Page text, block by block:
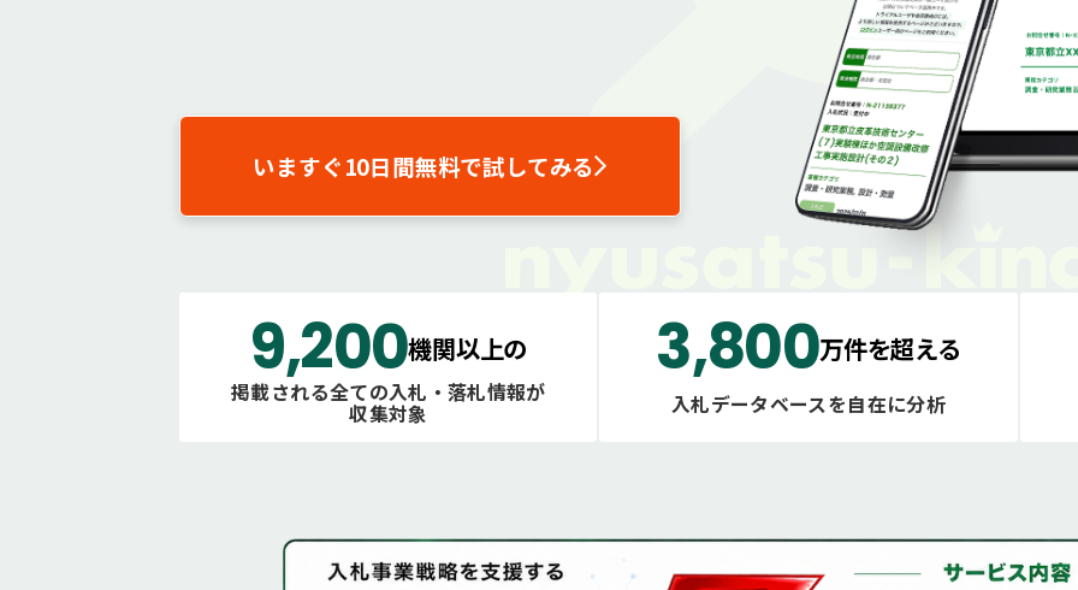
いますぐ10日間無料で試してみる
9,200機関以上の
掲載される全ての入札・落札情報が
収集対象
3,800万件を超える
入札データベースを自在に分析